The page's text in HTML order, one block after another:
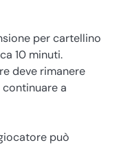
per cartellino
10 minuti.
deve rimanere
a
può